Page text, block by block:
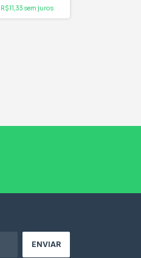
R$11,33 sem juros